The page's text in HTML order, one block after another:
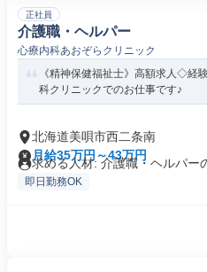
正社員
介護職・ヘルパー
心療内科あおぞらクリニック
《精神保健福祉士》高額求人◇
科クリニックでのお仕事です♪
北海道美唄市西二条南
月給35万円～43万円
求める人材: 介護職・ヘルパー
即日勤務OK